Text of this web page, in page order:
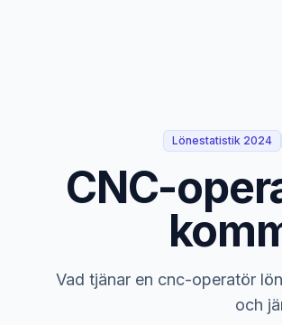
Lönestatistik 2024
CNC-
Vad tjänar en cnc-operatör
och